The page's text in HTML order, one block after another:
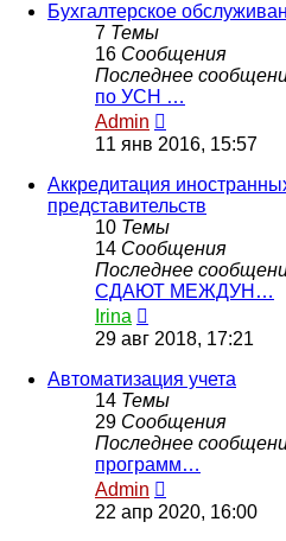
Бухгалтерское
7 Темы
16 Сообщения
Последнее
по УСН …
Admin
к
последнему
сообщению
11 янв 2016, 15:57
Аккредитация
представительств
10 Темы
14 Сообщения
Последнее
СДАЮТ МЕЖДУН…
Irina
к
последнему
сообщению
29 авг 2018, 17:21
Автоматизация учета
14 Темы
29 Сообщения
Последнее
программ…
Admin
к
последнему
22 апр 2020, 16:00